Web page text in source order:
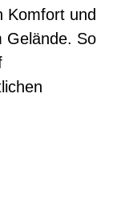
Komfort und
Gelände. So